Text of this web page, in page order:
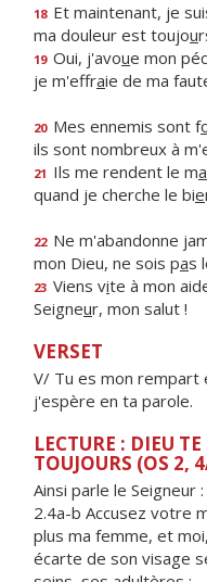
18 Et maintenant, je
ma douleur est toujou
19 Oui, j'avoue mon
je m'effraie de ma
20 Mes ennemis sont f
ils sont nombreux à
21 Ils me rendent le ma
quand je cherche le bie
22 Ne m'abandonne
mon Dieu, ne sois pas
23 Viens vite à mon
Seigneur, mon salut !
VERSET
V/ Tu es mon rempart
j'espère en ta parole.
LECTURE : DIEU
TOUJOURS (OS 2,
Ainsi parle le Seigneur :
2.4a-b Accusez votre
plus ma femme, et
écarte de son visage